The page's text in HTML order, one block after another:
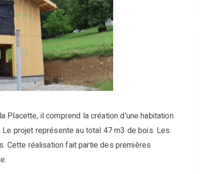
il comprend la création d’une habitation
projet représente au total 47 m3 de bois. Les
Cette réalisation fait partie des premières